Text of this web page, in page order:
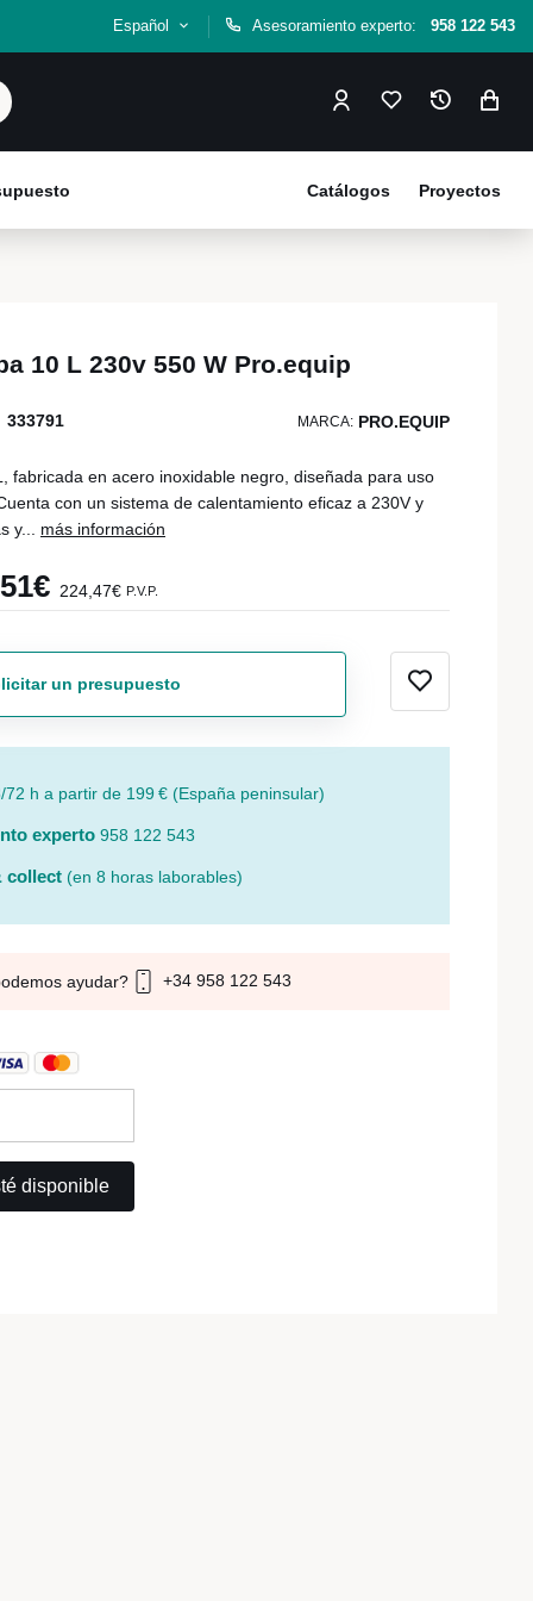
Español Asesoramiento experto: 958 122 543
Proyectos
Catálogos
10 L 230v 550 W Pro.equip
333791 MARCA: PRO.EQUIP
fabricada en acero inoxidable negro, diseñada para uso
con un sistema de calentamiento eficaz a 230V y
y... más información
224,47€ P.V.P.
un presupuesto
72 h a partir de 199 € (España peninsular)
experto 958 122 543
collect (en 8 horas laborables)
ayudar? +34 958 122 543